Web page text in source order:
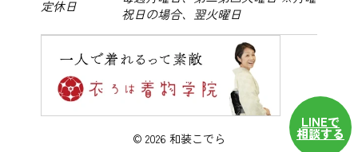
LINEで
相談する
定休日
祝日の場合、翌火曜日
© 2026 和装こでら